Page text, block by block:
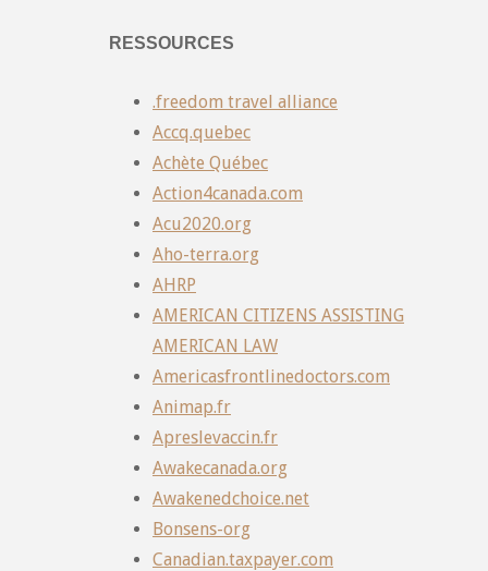
RESSOURCES
.freedom travel alliance
Accq.quebec
Achète Québec
Action4canada.com
Acu2020.org
Aho-terra.org
AHRP
AMERICAN CITIZENS ASSISTING
AMERICAN LAW
Americasfrontlinedoctors.com
Animap.fr
Apreslevaccin.fr
Awakecanada.org
Awakenedchoice.net
Bonsens-org
Canadian.taxpayer.com